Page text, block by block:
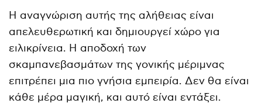
Η αναγνώριση αυτής της αλήθειας είναι
απελευθερωτική και δημιουργεί χώρο για
ειλικρίνεια. Η αποδοχή των
σκαμπανεβασμάτων της γονικής μέριμνας
επιτρέπει μια πιο γνήσια εμπειρία. Δεν θα είναι
κάθε μέρα μαγική, και αυτό είναι εντάξει.